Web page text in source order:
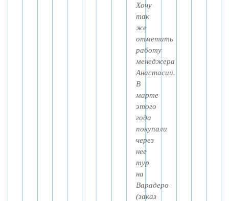
Хочу
так
же
отметить
работу
менеджера
Анастасии.
В
марте
этого
года
покупали
через
нее
тур
на
Варадеро
(заказ